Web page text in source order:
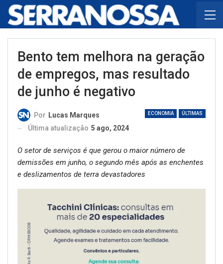
Bento tem melhora na geração
de empregos, mas resultado
de junho é negativo
ECONOMIA ÚLTIMAS
Por Lucas Marques
Última atualização 5 ago, 2024
O setor de serviços é que gerou o maior número de
demissões em junho, o segundo mês após as enchentes
e deslizamentos de terra devastadores